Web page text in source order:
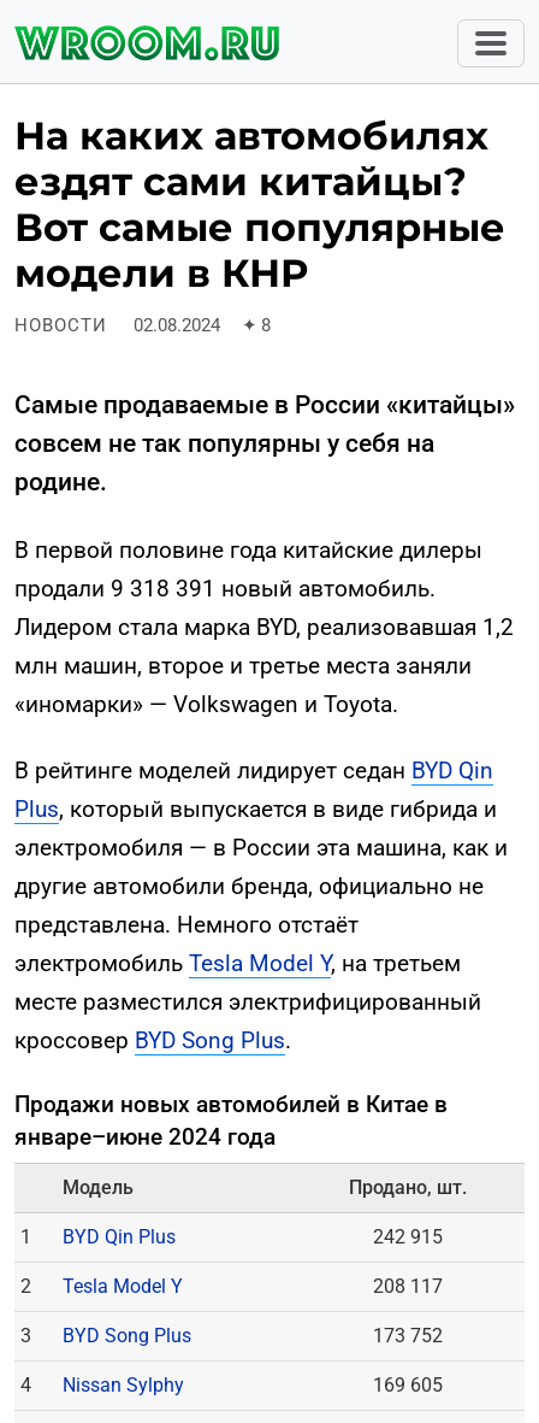
На каких автомобилях
ездят сами китайцы?
Вот самые популярные
модели в КНР
НОВОСТИ 02.08.2024 ✦ 8
Самые продаваемые в России «китайцы»
совсем не так популярны у себя на
родине.
В первой половине года китайские дилеры
продали 9 318 391 новый автомобиль.
Лидером стала марка BYD, реализовавшая 1,2
млн машин, второе и третье места заняли
«иномарки» — Volkswagen и Toyota.
В рейтинге моделей лидирует седан BYD Qin
Plus, который выпускается в виде гибрида и
электромобиля — в России эта машина, как и
другие автомобили бренда, официально не
представлена. Немного отстаёт
электромобиль Tesla Model Y, на третьем
месте разместился электрифицированный
кроссовер BYD Song Plus.
Продажи новых автомобилей в Китае в
январе–июне 2024 года
Модель Продано, шт.
1 BYD Qin Plus 242 915
2 Tesla Model Y 208 117
3 BYD Song Plus 173 752
4 Nissan Sylphy 169 605